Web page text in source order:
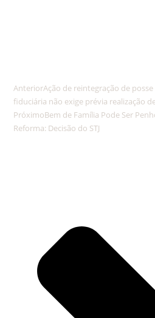
AnteriorAção de reintegração de
fiduciária não exige prévia realização
PróximoBem de Família Pode Ser
Reforma: Decisão do STJ